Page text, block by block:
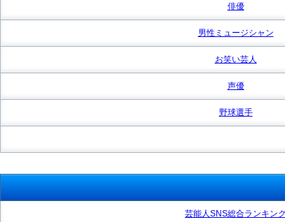
俳優
男性ミュージシャン
お笑い芸人
声優
野球選手
芸能人SNS総合ランキン